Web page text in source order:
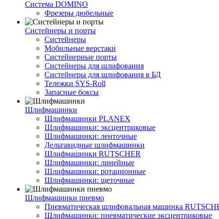
Система DOMINO
Фрезеры дюбельные
Систейнеры и порты
Систейнеры
Мобильные верстаки
Систейнерные порты
Систейнеры для шлифования
Систейнеры для шлифования в БД
Тележки SYS-Roll
Запасные боксы
Шлифмашинки
Шлифмашинки PLANEX
Шлифмашинки: эксцентриковые
Шлифмашинки: ленточные
Дельтавидные шлифмашинки
Шлифмашинки RUTSCHER
Шлифмашинки: линейные
Шлифмашинки: ротационные
Шлифмашинки: щеточные
Шлифмашинки пневмо
Пневматическая шлифовальная машинка
Шлифмашинки: пневматические эксцентриковые